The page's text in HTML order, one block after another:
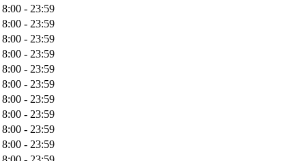
8:00 - 23:59
8:00 - 23:59
8:00 - 23:59
8:00 - 23:59
8:00 - 23:59
8:00 - 23:59
8:00 - 23:59
8:00 - 23:59
8:00 - 23:59
8:00 - 23:59